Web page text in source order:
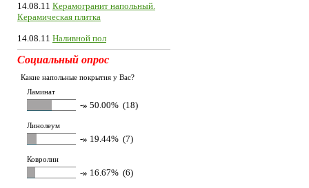
14.08.11 Керамогранит напольный.
Керамическая плитка
14.08.11 Наливной пол
Социальный опрос
Какие напольные покрытия у Вас?
Ламинат
-» 50.00% (18)
Линолеум
-» 19.44% (7)
Ковролин
-» 16.67% (6)